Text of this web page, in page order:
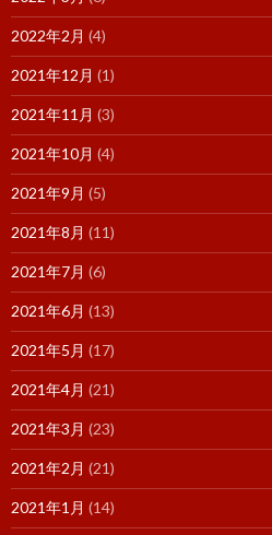
2022年2月 (4)
2021年12月 (1)
2021年11月 (3)
2021年10月 (4)
2021年9月 (5)
2021年8月 (11)
2021年7月 (6)
2021年6月 (13)
2021年5月 (17)
2021年4月 (21)
2021年3月 (23)
2021年2月 (21)
2021年1月 (14)